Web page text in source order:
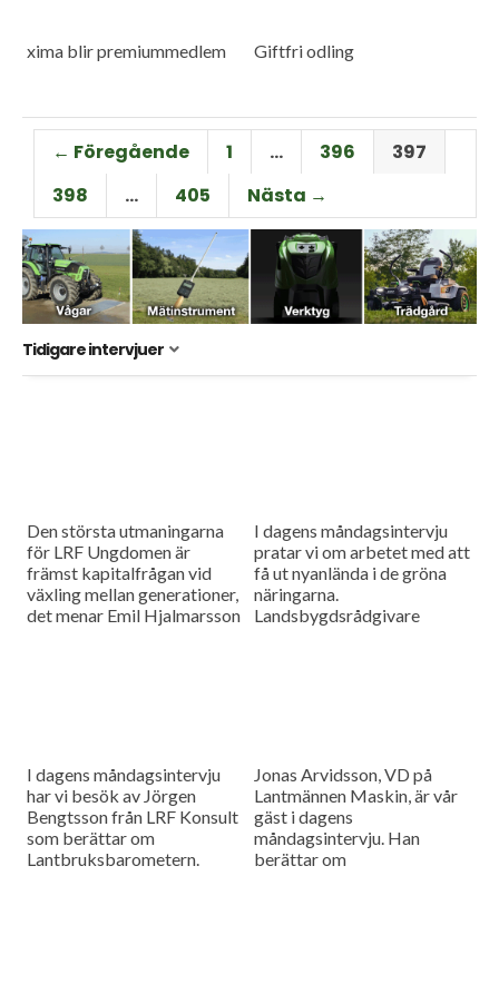
xima blir premiummedlem Giftfri odling
← Föregående 1 … 396
397
398
… 405 Nästa →
Tidigare intervjuer
Den största utmaningarna
för LRF Ungdomen är
främst kapitalfrågan vid
växling mellan generationer,
det menar Emil Hjalmarsson
I dagens måndagsintervju
pratar vi om arbetet med att
få ut nyanlända i de gröna
näringarna.
Landsbygdsrådgivare
I dagens måndagsintervju
har vi besök av Jörgen
Bengtsson från LRF Konsult
som berättar om
Lantbruksbarometern.
Jonas Arvidsson, VD på
Lantmännen Maskin, är vår
gäst i dagens
måndagsintervju. Han
berättar om